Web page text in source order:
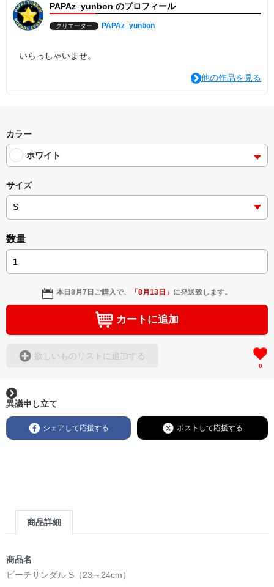
PAPAz_yunbon のプロフィール
クリエーター PAPAz_yunbon
いらっしゃいませ。
他の作品を見る
カラー
ホワイト
サイズ
数量
本日8月7日 ご購入で、 「8月13日 」 に発送致します。
カートに追加
欲しいものリストに追加する
0
異議申し立て
シェアして応援する ポストして応援する
商品詳細
商品名
ビーチサンダル S（23～24cm）